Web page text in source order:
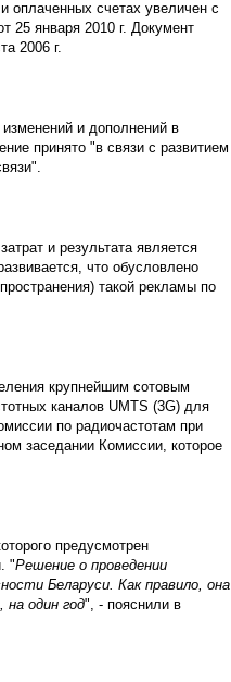
оплаченных счетах увеличен с
25 января 2010 г. Документ
2006 г.
и дополнений в
принято "в связи с развитием
и результата является
что обусловлено
такой рекламы по
крупнейшим сотовым
каналов UMTS (3G) для
по радиочастотам при
заседании Комиссии, которое
предусмотрен
"Решение о проведении
Беларуси. Как правило, она
на один год", - пояснили в